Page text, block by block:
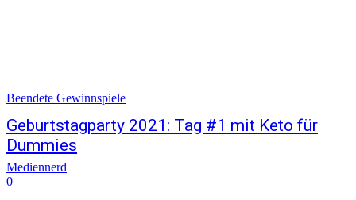
Beendete Gewinnspiele
Geburtstagparty 2021: Tag #1 mit Keto für
Dummies
Mediennerd
0